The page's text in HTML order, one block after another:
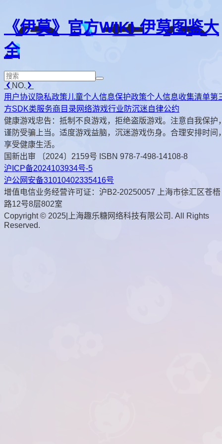
《伊莫》官方WIKI-伊莫图鉴大
全
NO.
用户协议 隐私政策儿童个人信息保护政策个人信息收集清单第
方SDK类服务商目录 网络游戏行业防沉迷自律公约
健康游戏忠告：抵制不良游戏，拒绝盗版游戏。注意自我保护
谨防受骗上当。适度游戏益脑，沉迷游戏伤身。合理安排时间
享受健康生活。
国新出审 〔2024〕2159号 ISBN 978-7-498-14108-8
沪ICP备2024103934号-5
沪公网安备31010402335416号
增值电信业务经营许可证：沪B2-20250057 上海市徐汇区苍梧
路12号8层802室
Copyright © 2025|上海趣乐糖网络科技有限公司. All Rights
Reserved.